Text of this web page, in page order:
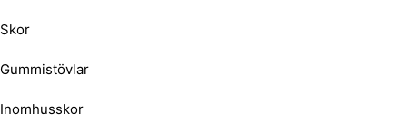
Skor
Gummistövlar
Inomhusskor